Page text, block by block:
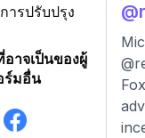
ารปรับปรุง
าจเป็นของผู้
ร์มอื่น
@